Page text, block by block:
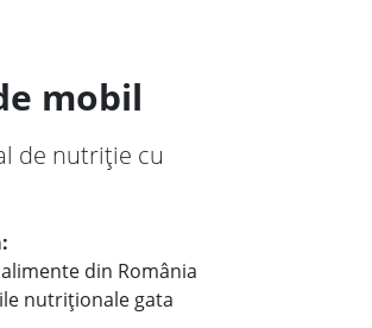
mobil
de nutriție cu
din România
nutriționale gata